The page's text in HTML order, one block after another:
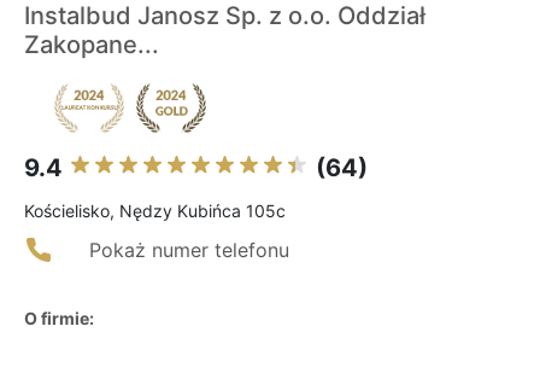
Instalbud Janosz Sp. z o.o. Oddział
Zakopane...
9.4 (64)
Kościelisko, Nędzy Kubińca 105c
Pokaż numer telefonu
O firmie: